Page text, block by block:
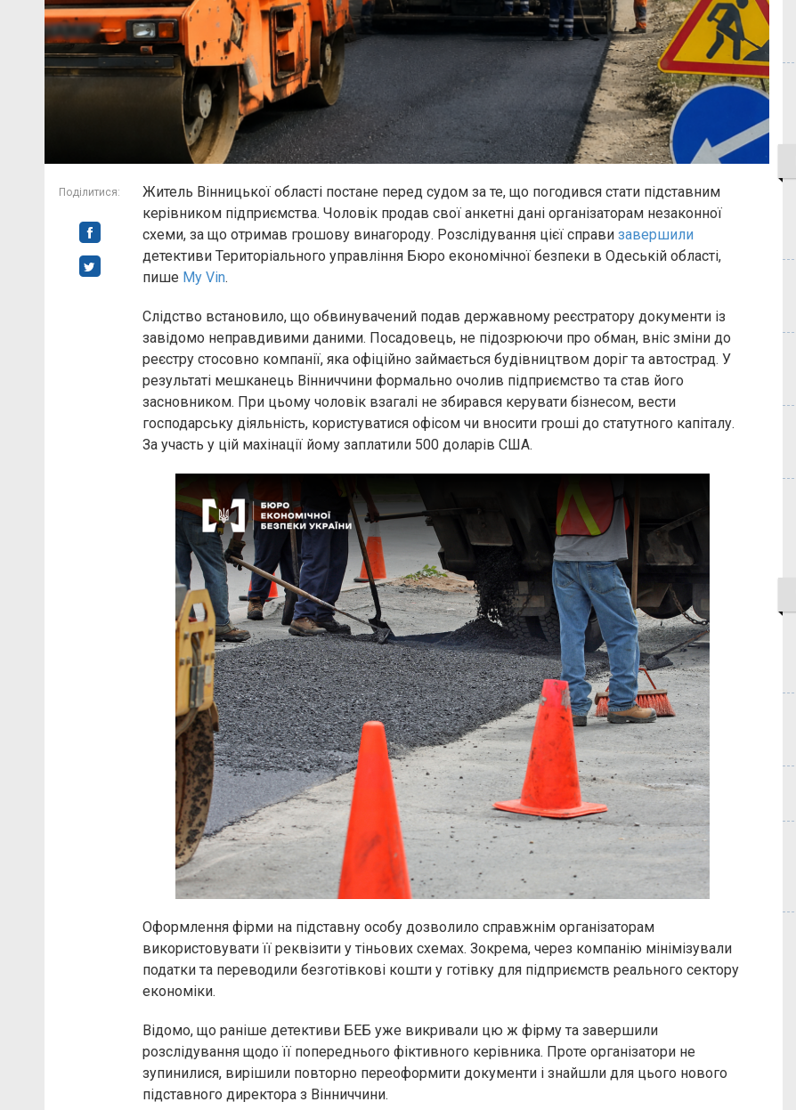
Поділитися:
Житель Вінницької області постане перед судом за те, що погодився стати підставним
керівником підприємства. Чоловік продав свої анкетні дані організаторам незаконної
схеми, за що отримав грошову винагороду. Розслідування цієї справи завершили
детективи Територіального управління Бюро економічної безпеки в Одеській області,
пише My Vin.
Слідство встановило, що обвинувачений подав державному реєстратору документи із
завідомо неправдивими даними. Посадовець, не підозрюючи про обман, вніс зміни до
реєстру стосовно компанії, яка офіційно займається будівництвом доріг та автострад. У
результаті мешканець Вінниччини формально очолив підприємство та став його
засновником. При цьому чоловік взагалі не збирався керувати бізнесом, вести
господарську діяльність, користуватися офісом чи вносити гроші до статутного капіталу.
За участь у цій махінації йому заплатили 500 доларів США.
Оформлення фірми на підставну особу дозволило справжнім організаторам
використовувати її реквізити у тіньових схемах. Зокрема, через компанію мінімізували
податки та переводили безготівкові кошти у готівку для підприємств реального сектору
економіки.
Відомо, що раніше детективи БЕБ уже викривали цю ж фірму та завершили
розслідування щодо її попереднього фіктивного керівника. Проте організатори не
зупинилися, вирішили повторно переоформити документи і знайшли для цього нового
підставного директора з Вінниччини.